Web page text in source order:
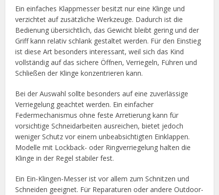
Ein einfaches Klappmesser besitzt nur eine Klinge und
verzichtet auf zusätzliche Werkzeuge. Dadurch ist die
Bedienung übersichtlich, das Gewicht bleibt gering und der
Griff kann relativ schlank gestaltet werden. Für den Einstieg
ist diese Art besonders interessant, weil sich das Kind
vollständig auf das sichere Öffnen, Verriegeln, Führen und
Schließen der Klinge konzentrieren kann.
Bei der Auswahl sollte besonders auf eine zuverlässige
Verriegelung geachtet werden. Ein einfacher
Federmechanismus ohne feste Arretierung kann für
vorsichtige Schneidarbeiten ausreichen, bietet jedoch
weniger Schutz vor einem unbeabsichtigten Einklappen.
Modelle mit Lockback- oder Ringverriegelung halten die
Klinge in der Regel stabiler fest.
Ein Ein-Klingen-Messer ist vor allem zum Schnitzen und
Schneiden geeignet. Für Reparaturen oder andere Outdoor-